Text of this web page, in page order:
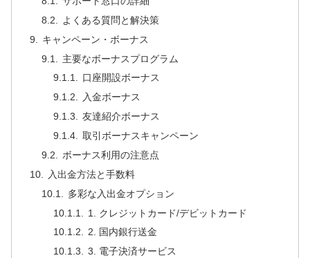
よくある質問と解決策
キャンペーン・ボーナス
主要なボーナスプログラム
口座開設ボーナス
入金ボーナス
友達紹介ボーナス
取引ボーナスキャンペーン
ボーナス利用の注意点
入出金方法と手数料
多彩な入出金オプション
1. クレジットカード/デビットカード
2. 国内銀行送金
3. 電子決済サービス